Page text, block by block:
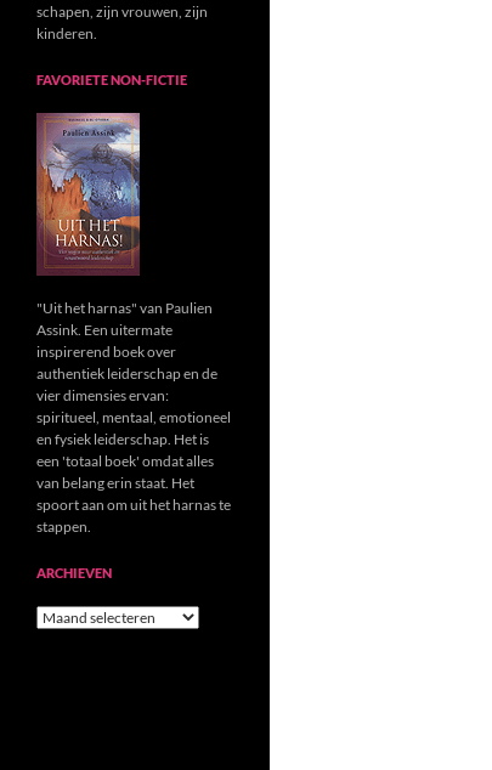
schapen, zijn vrouwen, zijn
kinderen.
FAVORIETE NON-FICTIE
"Uit het harnas" van Paulien
Assink. Een uitermate
inspirerend boek over
authentiek leiderschap en de
vier dimensies ervan:
spiritueel, mentaal, emotioneel
en fysiek leiderschap. Het is
een 'totaal boek' omdat alles
van belang erin staat. Het
spoort aan om uit het harnas te
stappen.
ARCHIEVEN
Archieven